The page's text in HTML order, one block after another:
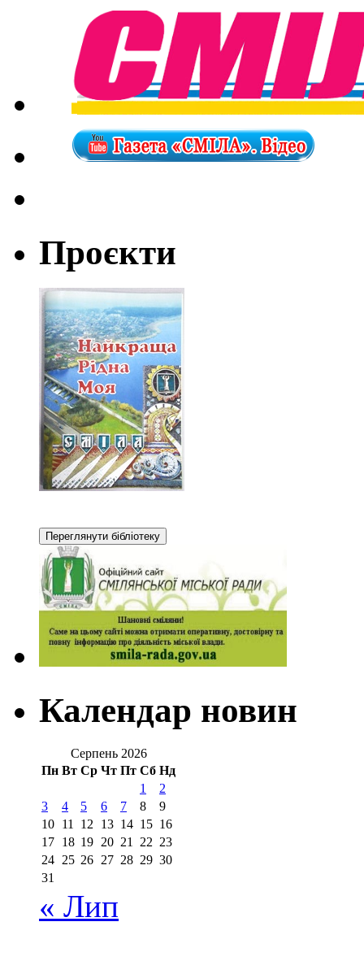
Проєкти
Календар новин
Серпень 2026
Пн Вт Ср Чт Пт Сб Нд
1
2
3
4 5 6 7 8
9
10 11 12 13 14 15 16
17 18 19 20 21 22 23
24 25 26 27 28 29 30
31
« Лип